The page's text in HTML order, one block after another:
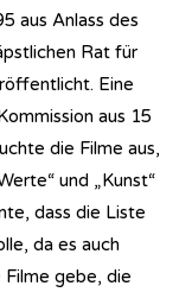
aus Anlass des
Rat für
Eine
aus 15
die Filme aus,
und „Kunst“
dass die Liste
da es auch
gebe, die